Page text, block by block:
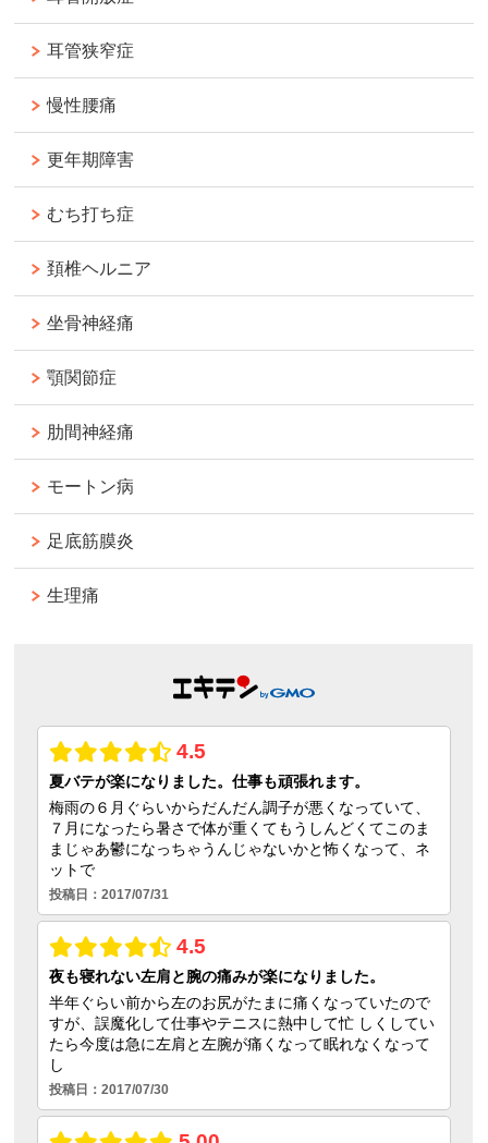
耳管狭窄症
慢性腰痛
更年期障害
むち打ち症
頚椎ヘルニア
坐骨神経痛
顎関節症
肋間神経痛
モートン病
足底筋膜炎
生理痛